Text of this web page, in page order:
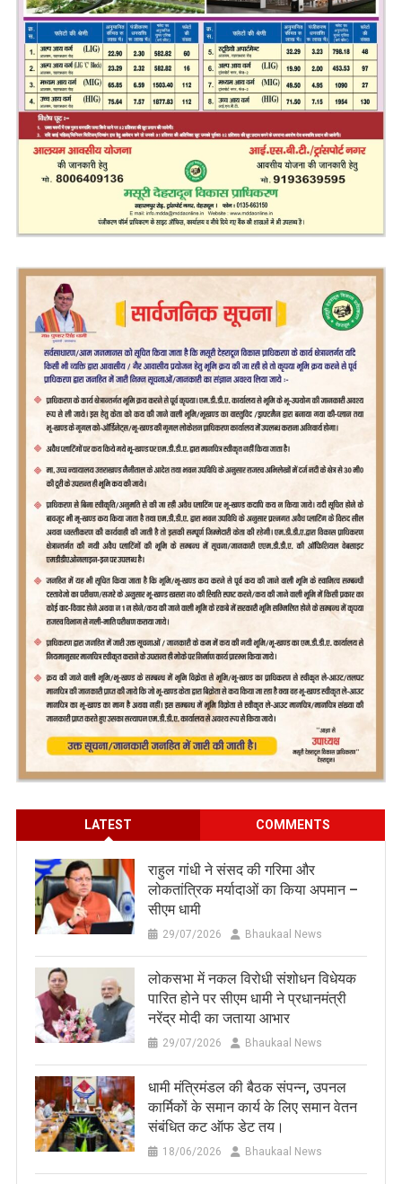
LATEST COMMENTS
राहुल गांधी ने संसद की गरिमा और
लोकतांत्रिक मर्यादाओं का किया अपमान –
सीएम धामी
29/07/2026 Bhaukaal News
लोकसभा में नकल विरोधी संशोधन विधेयक
पारित होने पर सीएम धामी ने प्रधानमंत्री
नरेंद्र मोदी का जताया आभार
29/07/2026 Bhaukaal News
धामी मंत्रिमंडल की बैठक संपन्न, उपनल
कार्मिकों के समान कार्य के लिए समान वेतन
संबंधित कट ऑफ डेट तय।
18/06/2026 Bhaukaal News